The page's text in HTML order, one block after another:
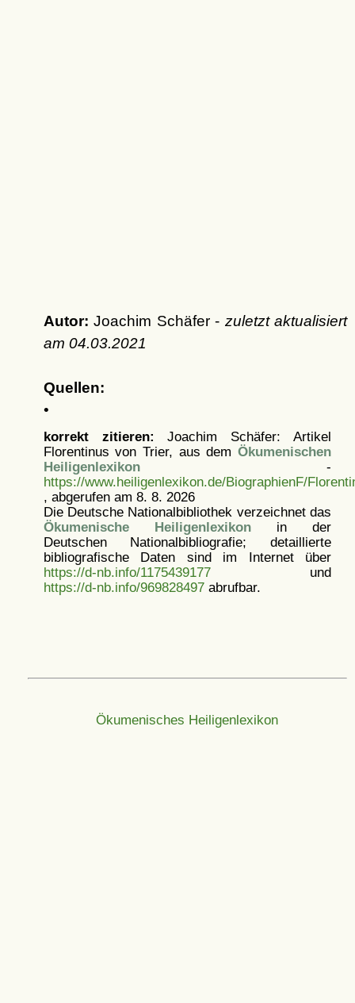
Autor: Joachim Schäfer - zuletzt aktualisiert
am 04.03.2021
Quellen:
•
korrekt zitieren: Joachim Schäfer: Artikel
Florentinus von Trier, aus dem Ökumenischen
Heiligenlexikon-
https://www.heiligenlexikon.de/BiographienF/
, abgerufen am 8. 8. 2026
Die Deutsche Nationalbibliothek verzeichnet das
Ökumenische Heiligenlexikonin der
Deutschen Nationalbibliografie; detaillierte
bibliografische Daten sind im Internet über
https://d-nb.info/1175439177und
https://d-nb.info/969828497abrufbar.
Ökumenisches Heiligenlexikon